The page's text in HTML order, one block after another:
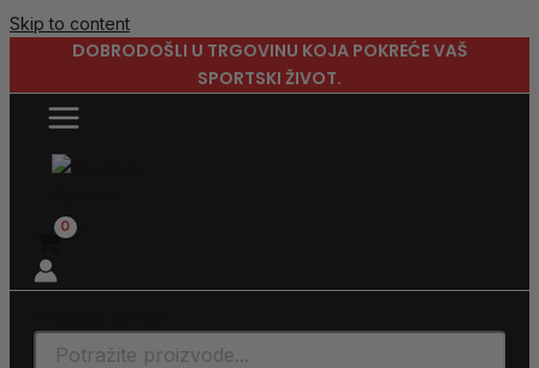
Skip to content
DOBRODOŠLI U TRGOVINU KOJA POKREĆE VAŠ
SPORTSKI ŽIVOT.